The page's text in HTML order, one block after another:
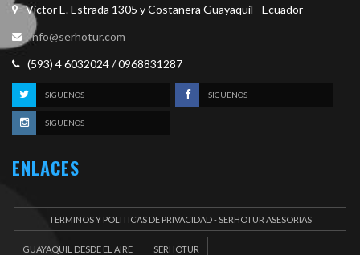
Victor E. Estrada 1305 y Costanera Guayaquil - Ecuador
info@serhotur.com
(593) 4 6032024 / 0968831287
SIGUENOS SIGUENOS
SIGUENOS
ENLACES
TERMINOS Y POLITICAS DE PRIVACIDAD - SERHOTUR ASESORIAS
GUAYAQUIL DESDE EL AIRE SERHOTUR